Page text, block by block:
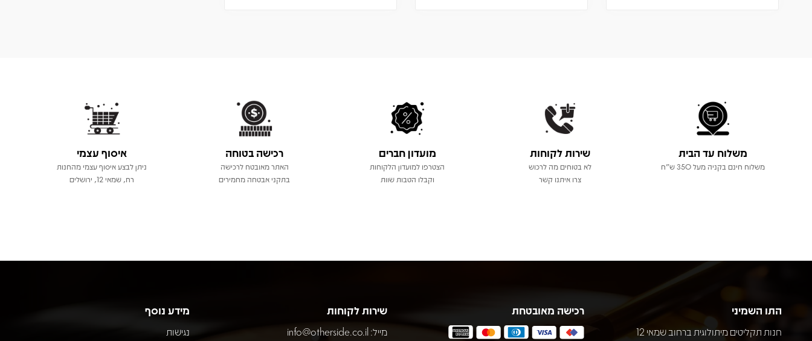
משלוח עד הבית
משלוח חינם בקניה מעל 350 ש"ח
שירות לקוחות
לא בטוחים מה לרכוש
צרו איתנו קשר
מועדון חברים
הצטרפו למועדון הלקוחות
וקבלו הטבות שוות
רכישה בטוחה
האתר מאובטח לרכישה
בתקני אבטחה מחמירים
איסוף עצמי
ניתן לבצע איסוף עצמי מהחנות
רח, שמאי 12, ירושלים
התו השמיני
חנות תקליטים מיתולוגית ברחוב שמאי 12
רכישה מאובטחת שירות לקוחות
מייל: info@otherside.co.il
מידע נוסף
נגישות